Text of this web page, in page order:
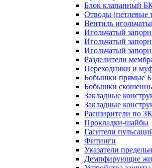
Блок клапанный
Отводы (петлевые
Вентиль
Игольчатый
Игольчатый
Игольчатый
Разделители
Переходники и
Бобышки прямые
Бобышки
Закладные
Закладные
Расширители по
Прокладки-шайбы
Гасители
Фитинги
Указатели
Демпфирующие